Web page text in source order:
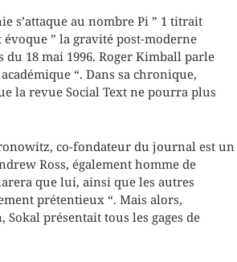
s’attaque au nombre Pi ” 1 titrait
évoque ” la gravité post-moderne
18 mai 1996. Roger Kimball parle
“. Dans sa chronique,
la revue Social Text ne pourra plus
co-fondateur du journal est un
Ross, également homme de
que lui, ainsi que les autres
prétentieux “. Mais alors,
présentait tous les gages de